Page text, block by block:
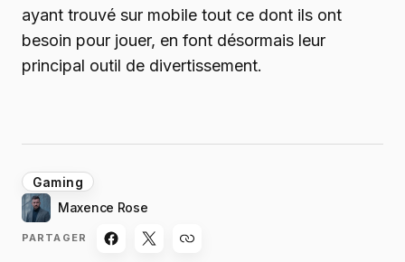
ayant trouvé sur mobile tout ce dont ils ont
besoin pour jouer, en font désormais leur
principal outil de divertissement.
Gaming
Maxence Rose
PARTAGER